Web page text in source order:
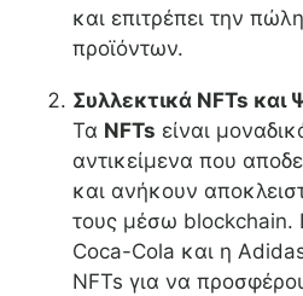
και επιτρέπει την
προϊόντων.
Συλλεκτικά NFTs και
Τα NFTs είναι
αντικείμενα που
και ανήκουν
τους μέσω blockchain.
Coca-Cola και η
NFTs για να